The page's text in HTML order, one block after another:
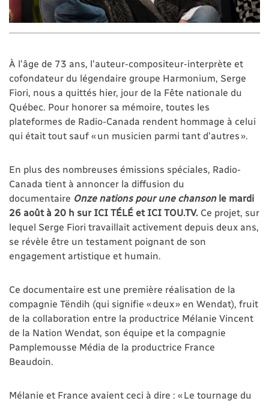
À l’âge de 73 ans, l’auteur-compositeur-interprète et
cofondateur du légendaire groupe Harmonium, Serge
Fiori, nous a quittés hier, jour de la Fête nationale du
Québec. Pour honorer sa mémoire, toutes les
plateformes de Radio-Canada rendent hommage à celui
qui était tout sauf « un musicien parmi tant d’autres ».
En plus des nombreuses émissions spéciales, Radio-
Canada tient à annoncer la diffusion du
documentaire Onze nations pour une chansonle mardi
26 août à 20 h sur ICI TÉLÉ et ICI TOU.TV. Ce projet, sur
lequel Serge Fiori travaillait activement depuis deux ans,
se révèle être un testament poignant de son
engagement artistique et humain.
Ce documentaire est une première réalisation de la
compagnie Tëndih (qui signifie « deux » en Wendat), fruit
de la collaboration entre la productrice Mélanie Vincent
de la Nation Wendat, son équipe et la compagnie
Pamplemousse Média de la productrice France
Beaudoin.
Mélanie et France avaient ceci à dire : « Le tournage du